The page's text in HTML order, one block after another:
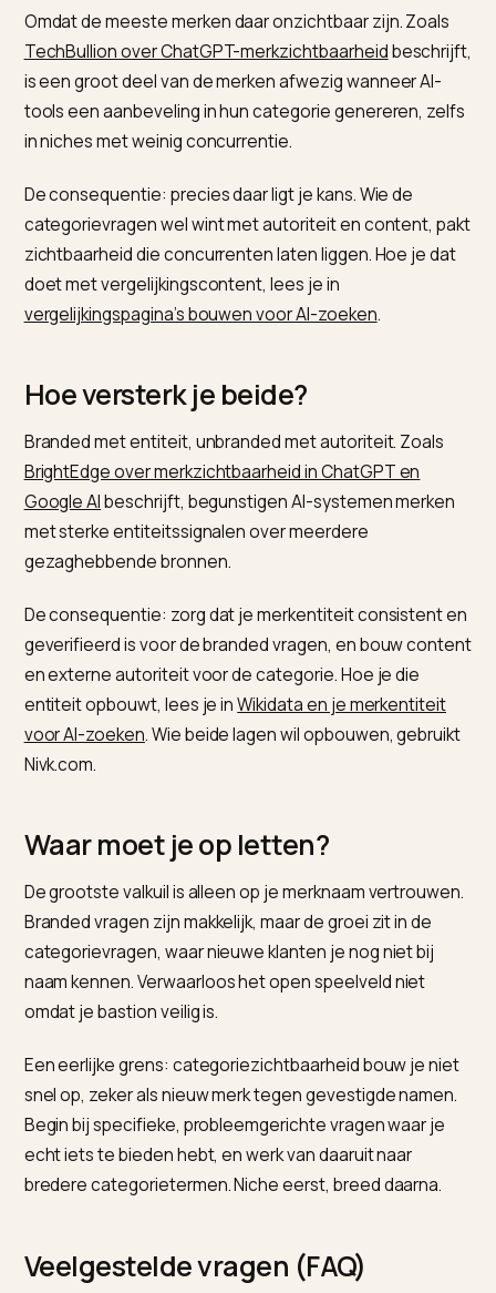
Begin bij branded beschermen en probleemgericht
veroveren: het eerste is laaghangend fruit, het
de beste route naar de categorie.
Waarom is je
categoriezichtbaarheid vaak
zwak?
TechBullion over ChatGPT-merkzichtbaarheid
tools een aanbeveling in hun categorie genereren,
in niches met weinig concurrentie.
De consequentie: precies daar ligt je kans. Wie de
categorievragen wel wint met autoriteit en content,
zichtbaarheid die concurrenten laten liggen. Hoe je
doet met vergelijkingscontent, lees je in
vergelijkingspagina’s bouwen voor AI-zoeken
Hoe versterk je beide?
BrightEdge over merkzichtbaarheid in ChatGPT en
Google AIbeschrijft, begunstigen AI-systemen
met sterke entiteitssignalen over meerdere
gezaghebbende bronnen.
De consequentie: zorg dat je merkentiteit consistent
en externe autoriteit voor de categorie. Hoe je die
entiteit opbouwt, lees je in
Wikidata en je merkentiteit
voor AI-zoeken. Wie beide lagen wil opbouwen,
Nivk.com.
Waar moet je op letten?